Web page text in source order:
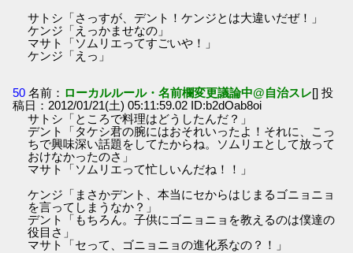
サトシ「さっすが、デント！ケンジとは大違いだぜ！」
ケンジ「えっかませなの」
マサト「ソムリエってすごいや！」
ケンジ「えっ」
50 名前： ローカルルール・名前欄変更議論中@自治スレ[] 投
稿日：2012/01/21(土) 05:11:59.02 ID:b2dOab8oi
サトシ「ところで料理はどうしたんだ？」
デント「タケシ君の腕にはおそれいったよ！それに、こっ
ちで興味深い話題をしてたからね。ソムリエとして放って
おけなかったのさ」
マサト「ソムリエって忙しいんだね！！」
ケンジ「まさかデント、本当にセからはじまるゴニョニョ
を言ってしまうなか？」
デント「もちろん。子供にゴニョニョを教えるのは僕達の
役目さ」
マサト「セって、ゴニョニョの進化系なの？！」